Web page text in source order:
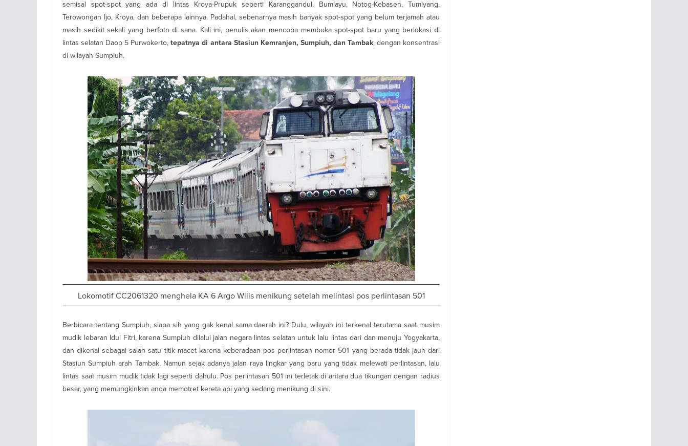
semisal spot-spot yang ada di lintas Kroya-Prupuk seperti Karanggandul, Bumiayu, Notog-Kebasen, Tumiyang,
Terowongan Ijo, Kroya, dan beberapa lainnya. Padahal, sebenarnya masih banyak spot-spot yang belum terjamah atau
masih sedikit sekali yang berfoto di sana. Kali ini, penulis akan mencoba membuka spot-spot baru yang berlokasi di
lintas selatan Daop 5 Purwokerto,tepatnya di antara Stasiun Kemranjen, Sumpiuh, dan Tambak, dengan konsentrasi
di wilayah Sumpiuh.
Lokomotif CC2061320 menghela KA 6 Argo Wilis menikung setelah melintasi pos perlintasan 501
Berbicara tentang Sumpiuh, siapa sih yang gak kenal sama daerah ini? Dulu, wilayah ini terkenal terutama saat musim
mudik lebaran Idul Fitri, karena Sumpiuh dilalui jalan negara lintas selatan untuk lalu lintas dari dan menuju Yogyakarta,
dan dikenal sebagai salah satu titik macet karena keberadaan pos perlintasan nomor 501 yang berada tidak jauh dari
Stasiun Sumpiuh arah Tambak. Namun sejak adanya jalan raya lingkar yang baru yang tidak melewati perlintasan, lalu
lintas saat musim mudik tidak lagi seperti dahulu. Pos perlintasan 501 ini terletak di antara dua tikungan dengan radius
besar, yang memungkinkan anda memotret kereta api yang sedang menikung di sini.